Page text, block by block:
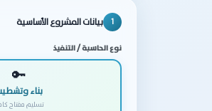
1 بيانات المشروع الأساسية
نوع الحاسبة / التنفيذ
🔑
بناء
تسليم مفتاح